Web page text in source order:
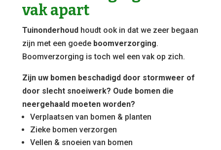
vak apart
Tuinonderhoudhoudt ook in dat we zeer begaan
zijn met een goede boomverzorging.
Boomverzorging is toch wel een vak op zich.
Zijn uw bomen beschadigd door stormweer of
door slecht snoeiwerk? Oude bomen die
neergehaald moeten worden?
Verplaatsen van bomen & planten
Zieke bomen verzorgen
Vellen & snoeien van bomen